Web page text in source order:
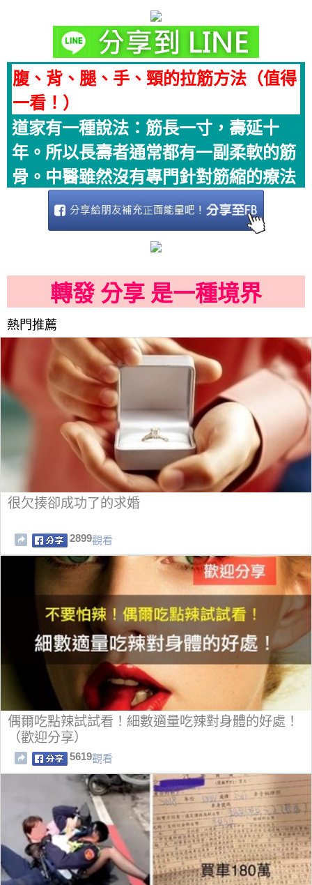
腹、背、腿、手、頸的拉筋方法（值得
一看！）
道家有一種說法：筋長一寸，壽延十
年。所以長壽者通常都有一副柔軟的筋
骨。中醫雖然沒有專門針對筋縮的療法
轉發 分享 是一種境界
熱門推薦
很欠揍卻成功了的求婚
2899觀看
偶爾吃點辣試試看！細數適量吃辣對身體的好處！
（歡迎分享）
5619觀看